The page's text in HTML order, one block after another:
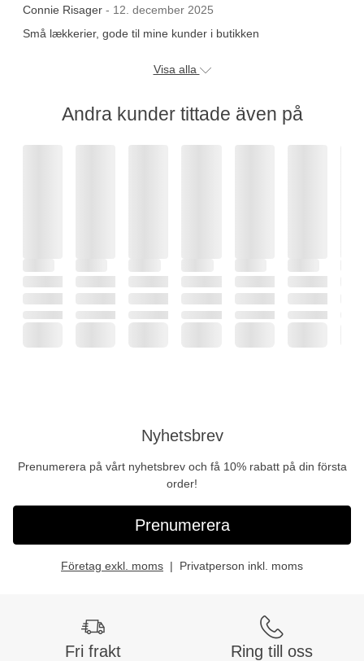
Connie Risager - 12. december 2025
Små lækkerier, gode til mine kunder i butikken
Visa alla
Andra kunder tittade även på
Nyhetsbrev
Prenumerera på vårt nyhetsbrev och få 10% rabatt på din första
order!
Prenumerera
Företag exkl. moms Privatperson inkl. moms
Fri frakt Ring till oss